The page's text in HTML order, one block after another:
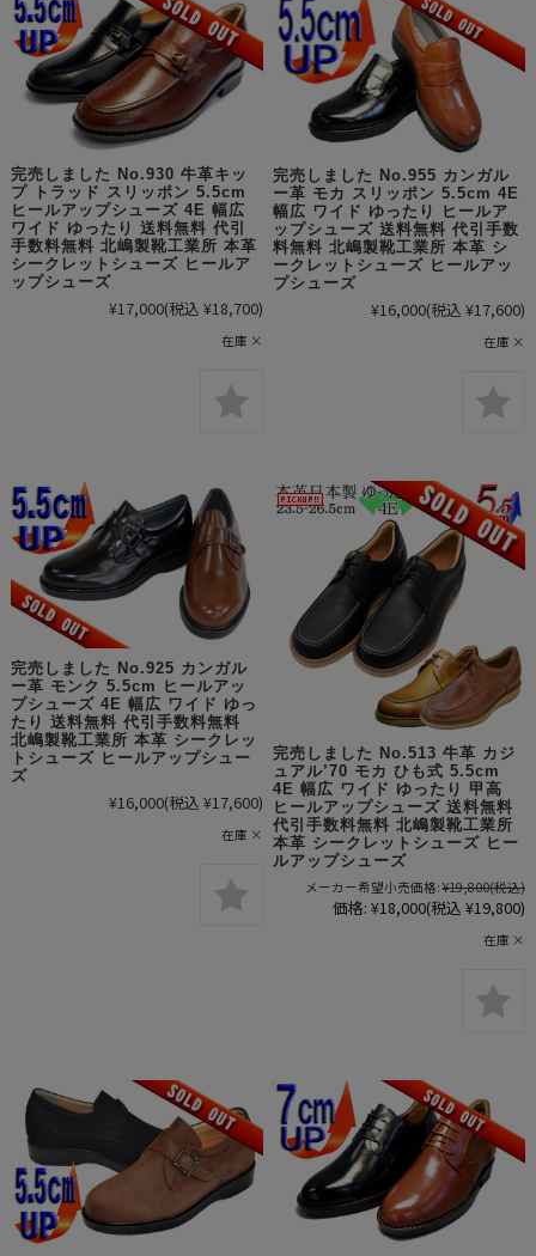
完売しました No.930 牛革キッ
プ トラッド スリッポン 5.5cm
ヒールアップシューズ 4E 幅広
ワイド ゆったり 送料無料 代引
手数料無料 北嶋製靴工業所 本革
シークレットシューズ ヒールア
ップシューズ
¥17,000(税込 ¥18,700)
在庫 ×
完売しました No.955 カンガル
ー革 モカ スリッポン 5.5cm 4E
幅広 ワイド ゆったり ヒールア
ップシューズ 送料無料 代引手数
料無料 北嶋製靴工業所 本革 シ
ークレットシューズ ヒールアッ
プシューズ
¥16,000(税込 ¥17,600)
在庫 ×
完売しました No.925 カンガル
ー革 モンク 5.5cm ヒールアッ
プシューズ 4E 幅広 ワイド ゆっ
たり 送料無料 代引手数料無料
北嶋製靴工業所 本革 シークレッ
トシューズ ヒールアップシュー
ズ
¥16,000(税込 ¥17,600)
在庫 ×
完売しました No.513 牛革 カジ
ュアル’70 モカ ひも式 5.5cm
4E 幅広 ワイド ゆったり 甲高
ヒールアップシューズ 送料無料
代引手数料無料 北嶋製靴工業所
本革 シークレットシューズ ヒー
ルアップシューズ
メーカー希望小売価格: ¥19,800(税込)
価格: ¥18,000(税込 ¥19,800)
在庫 ×